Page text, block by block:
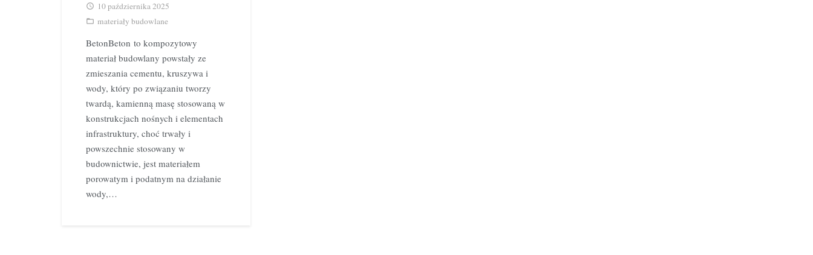
access_time 10 października 2025
folder_open materiały budowlane
BetonBeton to kompozytowy
materiał budowlany powstały ze
zmieszania cementu, kruszywa i
wody, który po związaniu tworzy
twardą, kamienną masę stosowaną w
konstrukcjach nośnych i elementach
infrastruktury, choć trwały i
powszechnie stosowany w
budownictwie, jest materiałem
porowatym i podatnym na działanie
wody,…